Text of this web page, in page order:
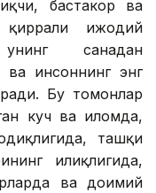
бастакор ва
ижодий
саҳнадан
ва инсоннинг энг
Бу томонлар
куч ва илҳомда,
ташқи
илиқлигида,
ва доимий